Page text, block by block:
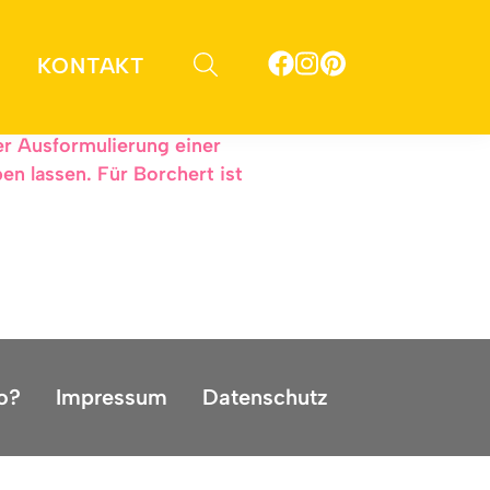
KONTAKT
Ausformulierung einer
lassen. Für Borchert ist
Impressum Datenschutz